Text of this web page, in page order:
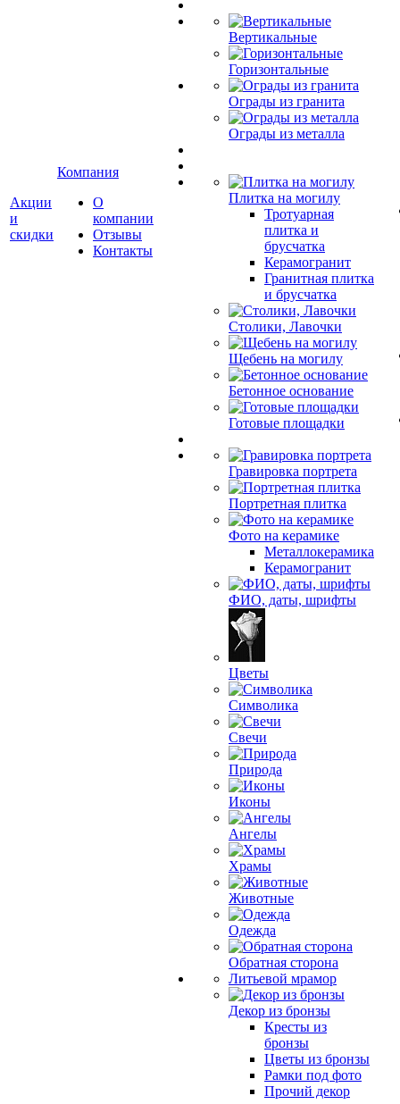
Акции
и
скидки
Компания
О
компании
Отзывы
Контакты
Вертикальные
Горизонтальные
Ограды из гранита
Ограды из металла
Плитка на могилу
Тротуарная
плитка и
брусчатка
Керамогранит
Гранитная плитка
и брусчатка
Столики, Лавочки
Щебень на могилу
Бетонное основание
Готовые площадки
Гравировка портрета
Портретная плитка
Фото на керамике
Металлокерамика
Керамогранит
ФИО, даты, шрифты
Цветы
Символика
Свечи
Природа
Иконы
Ангелы
Храмы
Животные
Одежда
Обратная сторона
Литьевой мрамор
Декор из бронзы
Кресты из
бронзы
Цветы из бронзы
Рамки под фото
Прочий декор